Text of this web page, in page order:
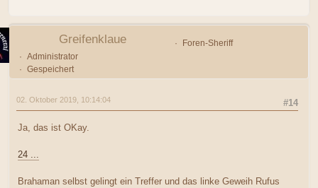
Greifenklaue
Foren-Sheriff
Administrator
Gespeichert
#14
02. Oktober 2019, 10:14:04
Ja, das ist OKay.
24 ...
Brahaman selbst gelingt ein Treffer und das linke Geweih Rufus